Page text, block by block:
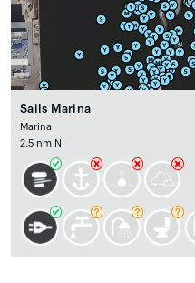
Sails Marina
Marina
2.5 nm N